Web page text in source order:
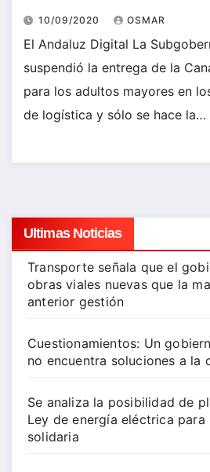
10/09/2020 OSMAR
El Andaluz Digital La
suspendió la entrega de la
para los adultos mayores en
de logística y sólo se hace la…
Ultimas Noticias
Transporte señala que el
obras viales nuevas que la
anterior gestión
Cuestionamientos: Un
no encuentra soluciones a la
Se analiza la posibilidad de
Ley de energía eléctrica
solidaria